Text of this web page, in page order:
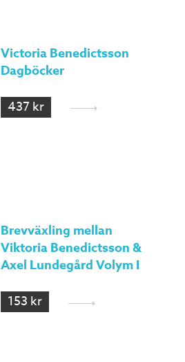
Victoria Benedictsson
Dagböcker
437 kr
Brevväxling mellan
Viktoria Benedictsson &
Axel Lundegård Volym I
153 kr